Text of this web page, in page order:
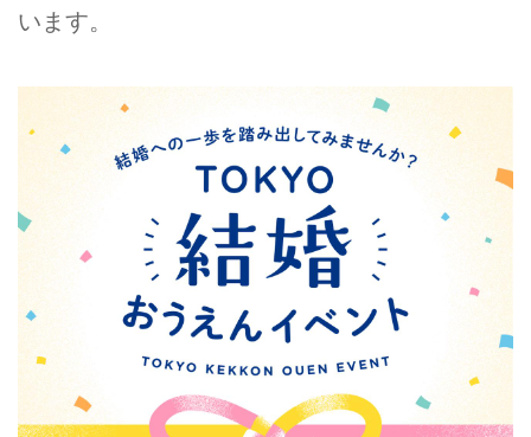
います。